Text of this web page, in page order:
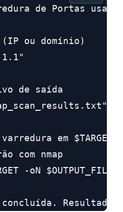
de Portas usando
ou domínio)
de saída
em
com nmap
-oN $OUTPUT_FILE